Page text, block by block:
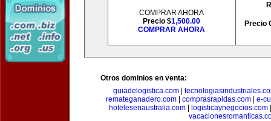
COMPRAR AHORA
Precio $1,500.00
COMPRAR AHORA
Precio
Otros dominios en venta:
guiadelogistica.com|
remateganadero.com
comprasrapidas.com
e-
hotelesenaustralia.com| logisticaynegocios.com